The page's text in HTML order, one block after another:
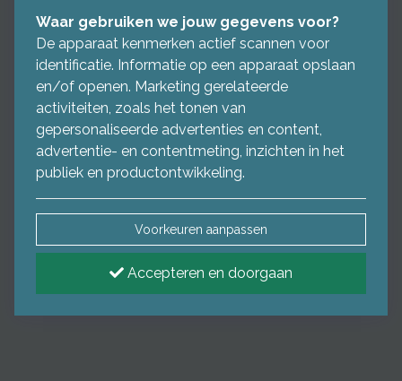
Waar gebruiken we jouw gegevens voor?
De apparaat kenmerken actief scannen voor
identificatie. Informatie op een apparaat opslaan
en/of openen. Marketing gerelateerde
activiteiten, zoals het tonen van
gepersonaliseerde advertenties en content,
advertentie- en contentmeting, inzichten in het
publiek en productontwikkeling.
Voorkeuren aanpassen
Accepteren en doorgaan